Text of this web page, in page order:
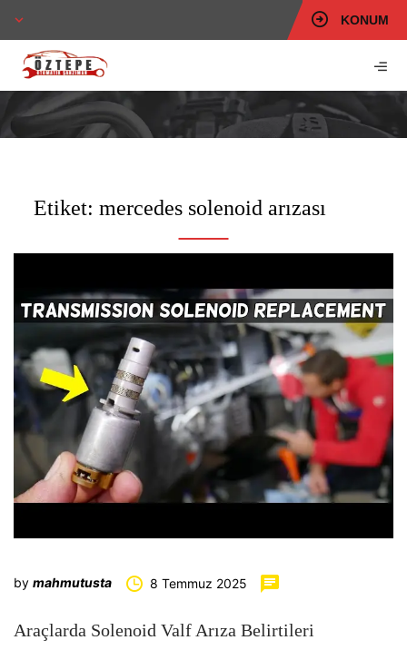
KONUM
Etiket: mercedes solenoid arızası
by mahmutusta 8 Temmuz 2025
Araçlarda Solenoid Valf Arıza Belirtileri